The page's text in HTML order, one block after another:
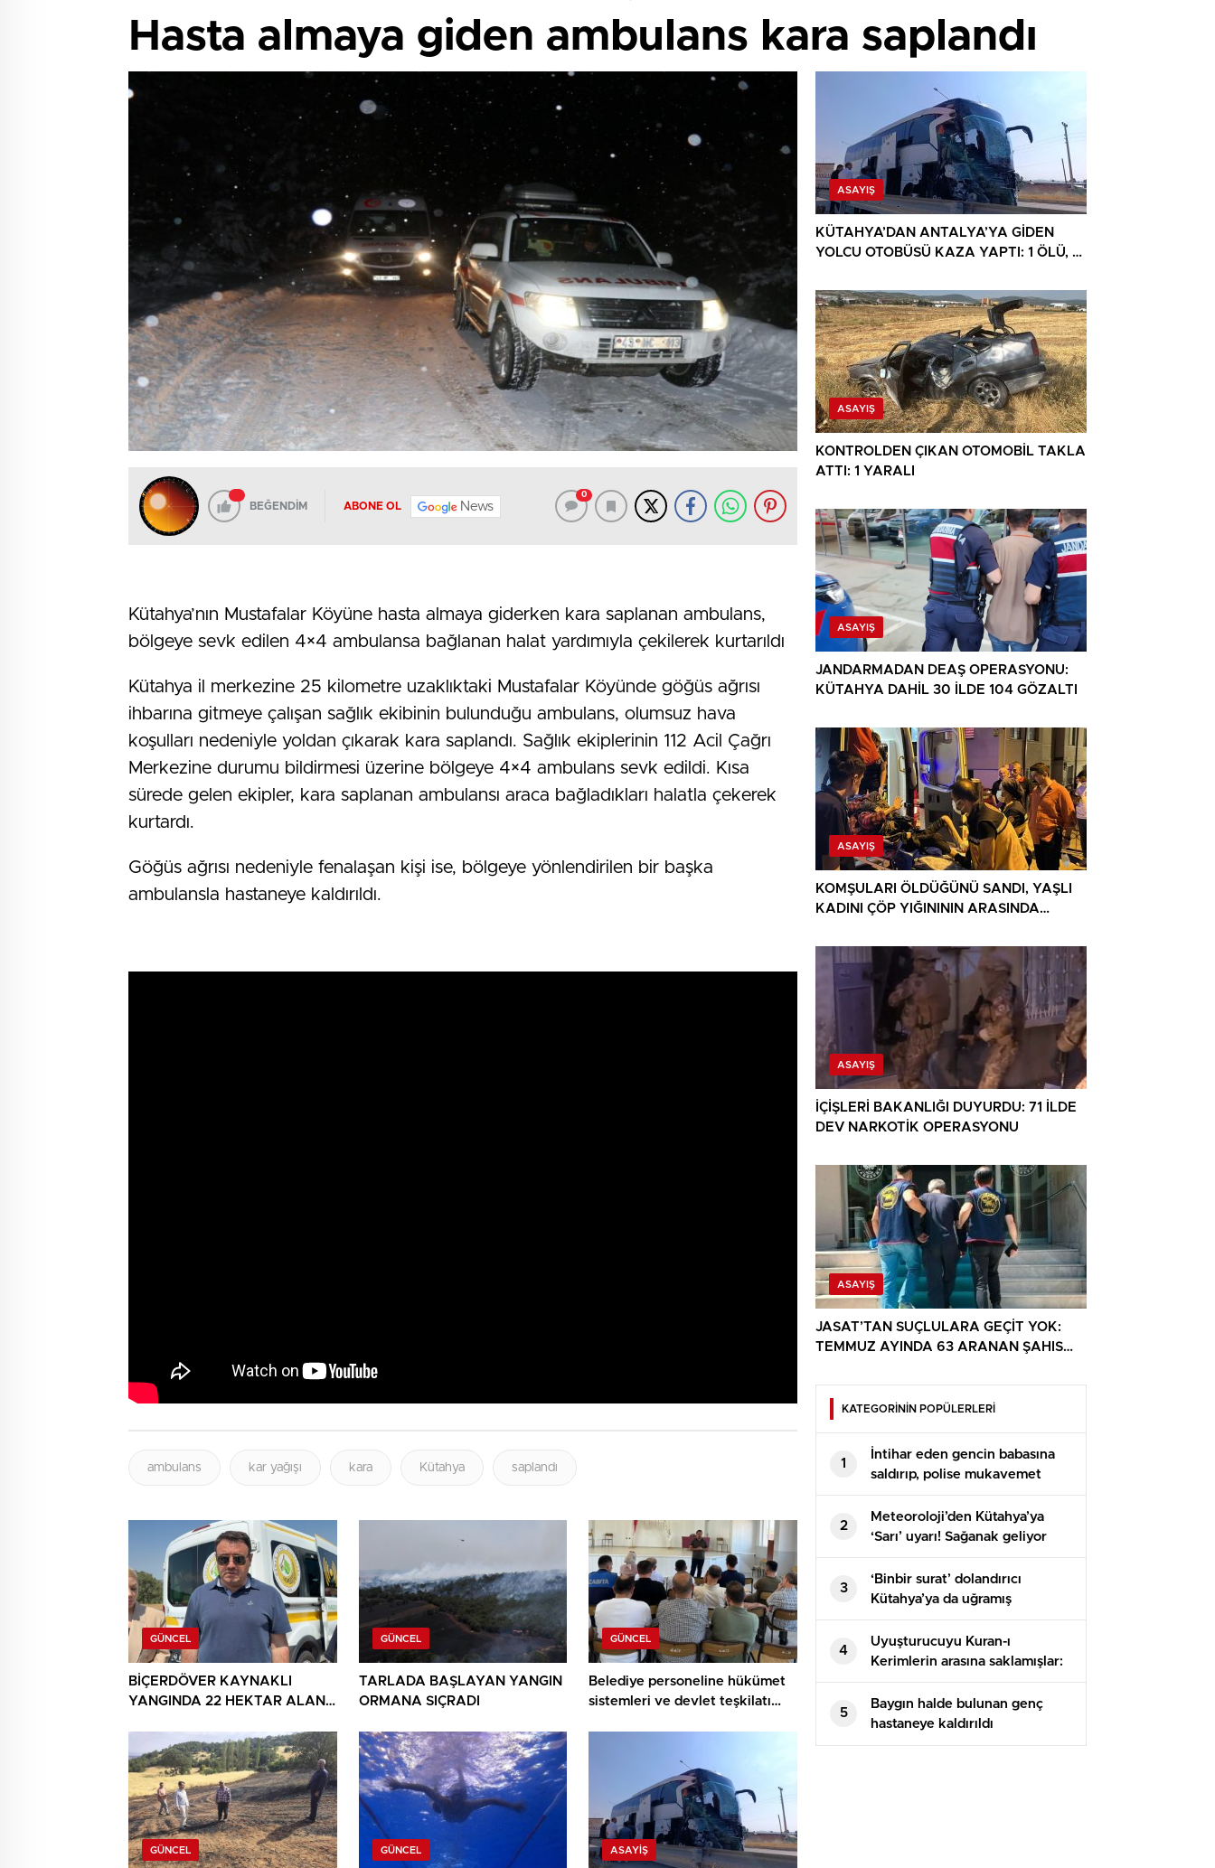
Hasta almaya giden ambulans kara saplandı
BEĞENDİM ABONE OL News
0
Kütahya’nın Mustafalar Köyüne hasta almaya giderken kara saplanan ambulans,
bölgeye sevk edilen 4×4 ambulansa bağlanan halat yardımıyla çekilerek kurtarıldı
Kütahya il merkezine 25 kilometre uzaklıktaki Mustafalar Köyünde göğüs ağrısı
ihbarına gitmeye çalışan sağlık ekibinin bulunduğu ambulans, olumsuz hava
koşulları nedeniyle yoldan çıkarak kara saplandı. Sağlık ekiplerinin 112 Acil Çağrı
Merkezine durumu bildirmesi üzerine bölgeye 4×4 ambulans sevk edildi. Kısa
sürede gelen ekipler, kara saplanan ambulansı araca bağladıkları halatla çekerek
kurtardı.
Göğüs ağrısı nedeniyle fenalaşan kişi ise, bölgeye yönlendirilen bir başka
ambulansla hastaneye kaldırıldı.
ambulans kar yağışı kara Kütahya saplandı
GÜNCEL
BİÇERDÖVER KAYNAKLI
YANGINDA 22 HEKTAR ALAN
GÜNCEL
TARLADA BAŞLAYAN YANGIN
ORMANA SIÇRADI
GÜNCEL
Belediye personeline hükümet
sistemleri ve devlet teşkilatı
GÜNCEL GÜNCEL ASAYIŞ
ASAYIŞ
KÜTAHYA’DAN ANTALYA’YA GİDEN
YOLCU OTOBÜSÜ KAZA YAPTI: 1 ÖLÜ, 15
ASAYIŞ
KONTROLDEN ÇIKAN OTOMOBİL TAKLA
ATTI: 1 YARALI
ASAYIŞ
JANDARMADAN DEAŞ OPERASYONU:
KÜTAHYA DAHİL 30 İLDE 104 GÖZALTI
ASAYIŞ
KOMŞULARI ÖLDÜĞÜNÜ SANDI, YAŞLI
KADINI ÇÖP YIĞINININ ARASINDA
ASAYIŞ
İÇİŞLERİ BAKANLIĞI DUYURDU: 71 İLDE
DEV NARKOTİK OPERASYONU
ASAYIŞ
JASAT’TAN SUÇLULARA GEÇİT YOK:
TEMMUZ AYINDA 63 ARANAN ŞAHIS
KATEGORİNİN POPÜLERLERİ
1
İntihar eden gencin babasına
saldırıp, polise mukavemet
eden 6 şüpheli gözaltına alındı
2
Meteoroloji’den Kütahya’ya
‘Sarı’ uyarı! Sağanak geliyor
3
‘Binbir surat’ dolandırıcı
Kütahya’ya da uğramış
4
Uyuşturucuyu Kuran-ı
Kerimlerin arasına saklamışlar:
5 tutuklama
5
Baygın halde bulunan genç
hastaneye kaldırıldı